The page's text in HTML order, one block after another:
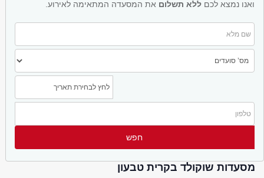
ואנו נמצא לכם ללא תשלום את המסעדה המתאימה לאירוע.
מסעדות שוקולד בקרית טבעון